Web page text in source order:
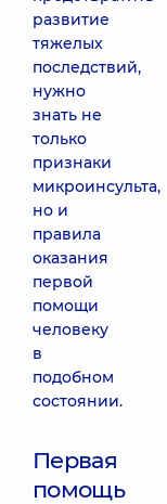
развитие
тяжелых
последствий,
нужно
знать не
только
признаки
микроинсульта,
но и
правила
оказания
первой
помощи
человеку
в
подобном
состоянии.
Первая
помощь